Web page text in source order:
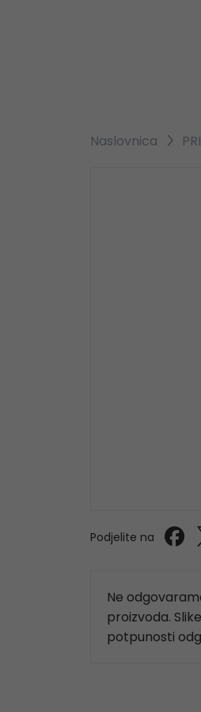
Naslovnica
Podjelite na
Ne
proizvoda.
potpunosti